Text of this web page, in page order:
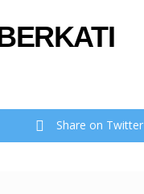
Share on Twitter